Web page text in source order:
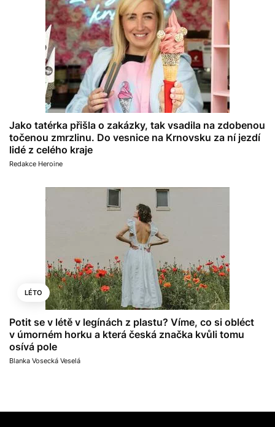
Jako tatérka přišla o zakázky, tak vsadila na zdobenou
točenou zmrzlinu. Do vesnice na Krnovsku za ní jezdí
lidé z celého kraje
Redakce Heroine
LÉTO
Potit se v létě v legínách z plastu? Víme, co si obléct
v úmorném horku a která česká značka kvůli tomu
osívá pole
Blanka Vosecká Veselá